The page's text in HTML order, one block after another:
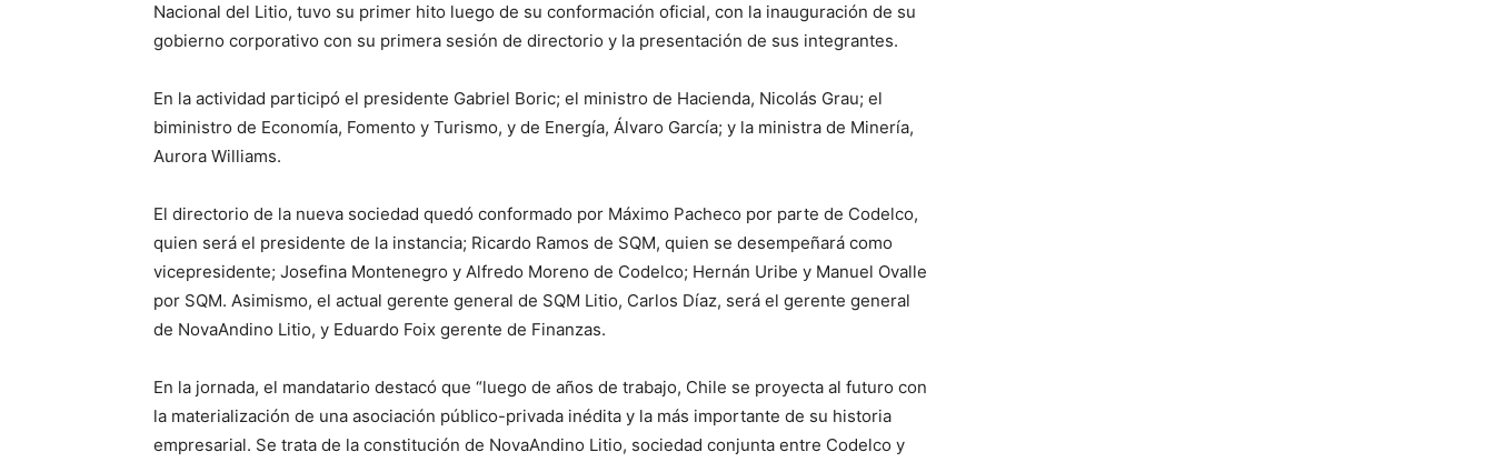
Nacional del Litio, tuvo su primer hito luego de su conformación oficial, con la inauguración de su
gobierno corporativo con su primera sesión de directorio y la presentación de sus integrantes.
En la actividad participó el presidente Gabriel Boric; el ministro de Hacienda, Nicolás Grau; el
biministro de Economía, Fomento y Turismo, y de Energía, Álvaro García; y la ministra de Minería,
Aurora Williams.
El directorio de la nueva sociedad quedó conformado por Máximo Pacheco por parte de Codelco,
quien será el presidente de la instancia; Ricardo Ramos de SQM, quien se desempeñará como
vicepresidente; Josefina Montenegro y Alfredo Moreno de Codelco; Hernán Uribe y Manuel Ovalle
por SQM. Asimismo, el actual gerente general de SQM Litio, Carlos Díaz, será el gerente general
de NovaAndino Litio, y Eduardo Foix gerente de Finanzas.
En la jornada, el mandatario destacó que “luego de años de trabajo, Chile se proyecta al futuro con
la materialización de una asociación público-privada inédita y la más importante de su historia
empresarial. Se trata de la constitución de NovaAndino Litio, sociedad conjunta entre Codelco y